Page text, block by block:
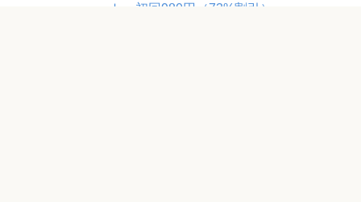
ト」初回980円（73%割引）